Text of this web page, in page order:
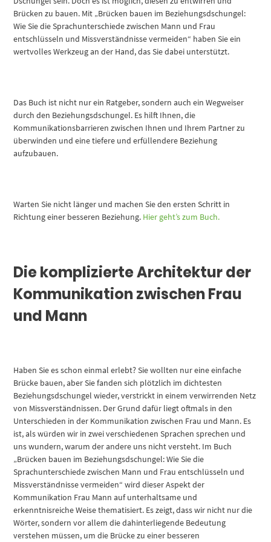
Brücken zu bauen. Mit „Brücken bauen im Beziehungsdschungel:
Wie Sie die Sprachunterschiede zwischen Mann und Frau
entschlüsseln und Missverständnisse vermeiden“ haben Sie ein
wertvolles Werkzeug an der Hand, das Sie dabei unterstützt.
Das Buch ist nicht nur ein Ratgeber, sondern auch ein Wegweiser
durch den Beziehungsdschungel. Es hilft Ihnen, die
Kommunikationsbarrieren zwischen Ihnen und Ihrem Partner zu
überwinden und eine tiefere und erfüllendere Beziehung
aufzubauen.
Warten Sie nicht länger und machen Sie den ersten Schritt in
Richtung einer besseren Beziehung. Hier geht’s zum Buch.
Die komplizierte Architektur der
Kommunikation zwischen Frau
und Mann
Haben Sie es schon einmal erlebt? Sie wollten nur eine einfache
Brücke bauen, aber Sie fanden sich plötzlich im dichtesten
Beziehungsdschungel wieder, verstrickt in einem verwirrenden Netz
von Missverständnissen. Der Grund dafür liegt oftmals in den
Unterschieden in der Kommunikation zwischen Frau und Mann. Es
ist, als würden wir in zwei verschiedenen Sprachen sprechen und
uns wundern, warum der andere uns nicht versteht. Im Buch
„Brücken bauen im Beziehungsdschungel: Wie Sie die
Sprachunterschiede zwischen Mann und Frau entschlüsseln und
Missverständnisse vermeiden“ wird dieser Aspekt der
Kommunikation Frau Mann auf unterhaltsame und
erkenntnisreiche Weise thematisiert. Es zeigt, dass wir nicht nur die
Wörter, sondern vor allem die dahinterliegende Bedeutung
verstehen müssen, um die Brücke zu einer besseren